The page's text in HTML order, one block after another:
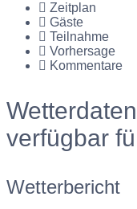
Zeitplan
Gäste
Teilnahme
Vorhersage
Kommentare
verfügbar
Wetterbericht